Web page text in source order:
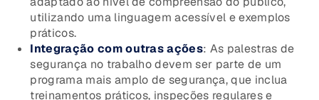
utilizando uma linguagem acessível e exemplos
práticos.
Integração com outras ações: As palestras de
segurança no trabalho devem ser parte de um
programa mais amplo de segurança, que inclua
treinamentos práticos, inspeções regulares e